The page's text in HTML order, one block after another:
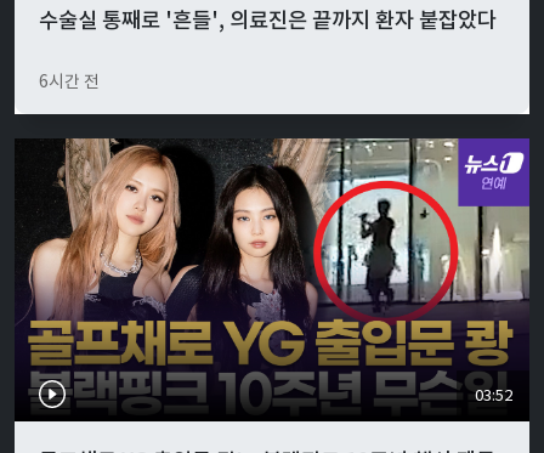
수술실 통째로 '흔들', 의료진은 끝까지 환자 붙잡았다
6시간 전
03:52